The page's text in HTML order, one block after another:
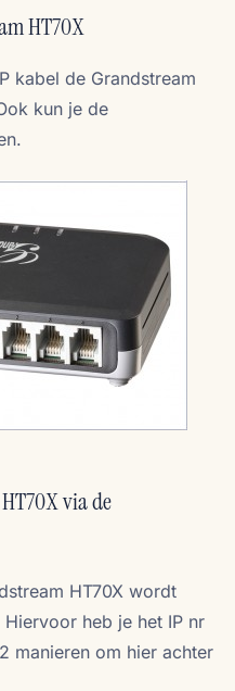
HT70X
kabel de Grandstream
kun je de
via de
HT70X wordt
heb je het IP nr
manieren om hier achter